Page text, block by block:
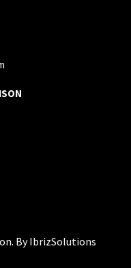
ByIbrizSolutions